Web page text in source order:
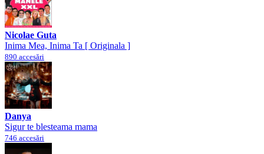
Nicolae Guta
Inima Mea, Inima Ta [ Originala ]
890 accesări
Danya
Sigur te blesteama mama
746 accesări